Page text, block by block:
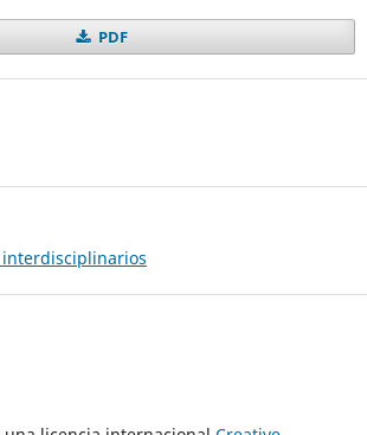
PDF
interdisciplinarios